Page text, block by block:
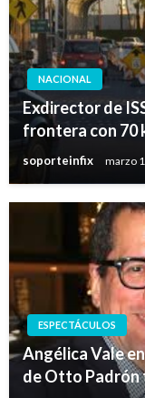
NACIONAL
Exdirector de
frontera con 70
soporteinfix marzo
ESPECTÁCULOS
Angélica Vale
de Otto Padrón